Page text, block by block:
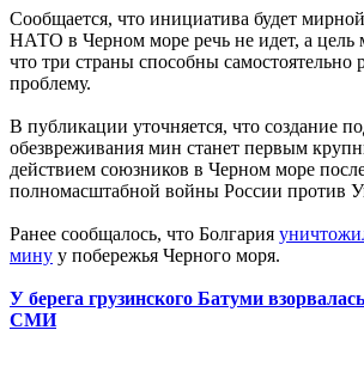
Сообщается, что инициатива будет
НАТО в Черном море речь не идет, а цель
что три страны способны самостоятельно
проблему.
В публикации уточняется, что создание
обезвреживания мин станет первым
действием союзников в Черном море
полномасштабной войны России против
Ранее сообщалось, что Болгария
мину у побережья Черного моря.
У берега грузинского Батуми
СМИ